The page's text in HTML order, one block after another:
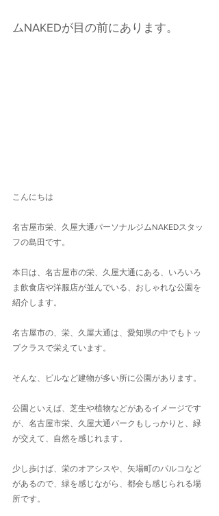
ムNAKEDが目の前にあります。
こんにちは
名古屋市栄、久屋大通パーソナルジムNAKEDスタッ
フの島田です。
本日は、名古屋市の栄、久屋大通にある、いろいろ
ま飲食店や洋服店が並んでいる、おしゃれな公園を
紹介します。
名古屋市の、栄、久屋大通は、愛知県の中でもトッ
プクラスで栄えています。
そんな、ビルなど建物が多い所に公園があります。
公園といえば、芝生や植物などがあるイメージです
が、名古屋市栄、久屋大通パークもしっかりと、緑
が交えて、自然を感じれます。
少し歩けば、栄のオアシスや、矢場町のパルコなど
があるので、緑を感じながら、都会も感じられる場
所です。